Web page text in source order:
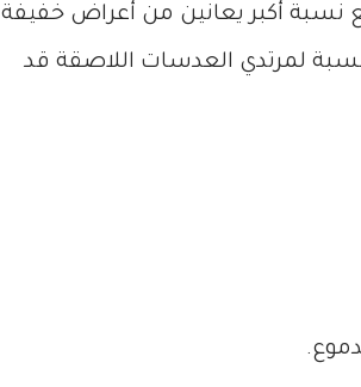
مع نسبة أكبر يعانين من أعراض خفيفة
لمرتدي العدسات اللاصقة قد